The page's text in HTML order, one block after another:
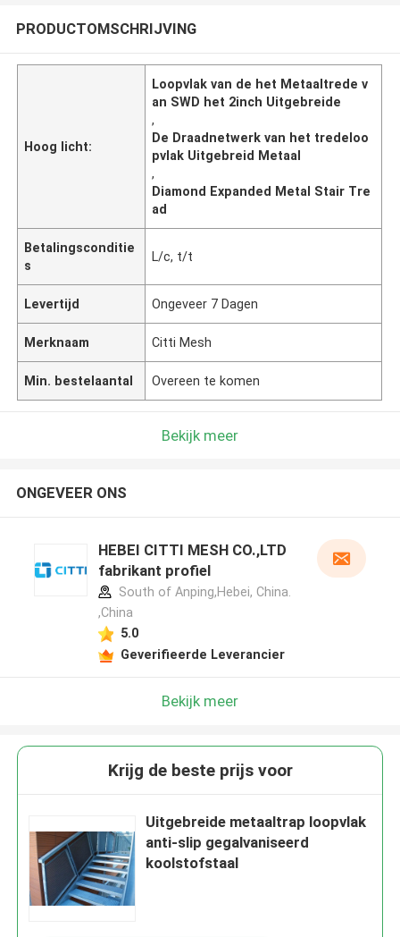
PRODUCTOMSCHRIJVING
Hoog licht:
Loopvlak van de het Metaaltrede v
an SWD het 2inch Uitgebreide
,
De Draadnetwerk van het tredeloo
pvlak Uitgebreid Metaal
,
Diamond Expanded Metal Stair Tre
ad
Betalingsconditie
s
L/c, t/t
Levertijd Ongeveer 7 Dagen
Merknaam Citti Mesh
Min. bestelaantal Overeen te komen
Bekijk meer
ONGEVEER ONS
HEBEI CITTI MESH CO.,LTD
fabrikant profiel
South of Anping,Hebei, China.
,China
5.0
Geverifieerde Leverancier
Bekijk meer
Krijg de beste prijs voor
Uitgebreide metaaltrap loopvlak
anti-slip gegalvaniseerd
koolstofstaal